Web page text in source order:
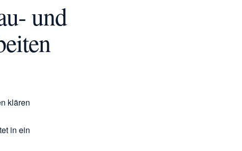
und
klären
in ein